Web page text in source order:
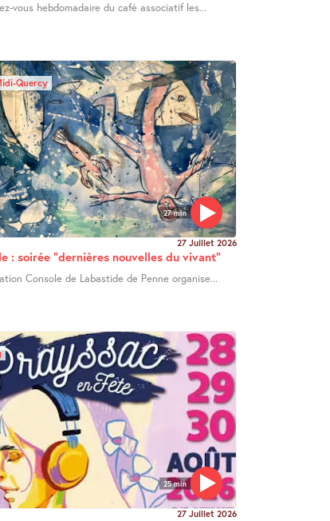
vous hebdomadaire du café associatif les...
27 min
Quercy
27 Juillet 2026
: soirée "dernières nouvelles du vivant"
Console de Labastide de Penne organise...
25 min
27 Juillet 2026